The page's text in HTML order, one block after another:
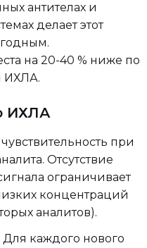
антителах и
делает этот
на 20-40 % ниже по
ИХЛА.
ИХЛА
при
Отсутствие
ограничивает
концентраций
аналитов).
каждого нового